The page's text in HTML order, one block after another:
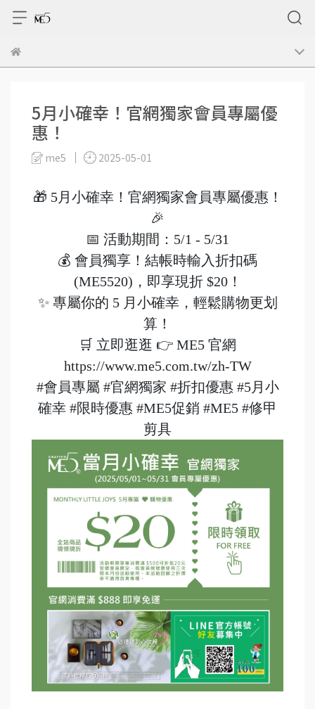
5月小確幸！官網獨家會員專屬優
惠！
me5 2025-05-01
🎁 5月小確幸！官網獨家會員專屬優惠！
🎉
📅 活動期間：5/1 - 5/31
💰 會員獨享！結帳時輸入折扣碼
(ME5520)，即享現折 $20！
✨ 專屬你的 5 月小確幸，輕鬆購物更划
算！
🛒 立即逛逛 👉 ME5 官網
https://www.me5.com.tw/zh-TW
#會員專屬 #官網獨家 #折扣優惠 #5月小
確幸 #限時優惠 #ME5促銷 #ME5 #修甲
剪具